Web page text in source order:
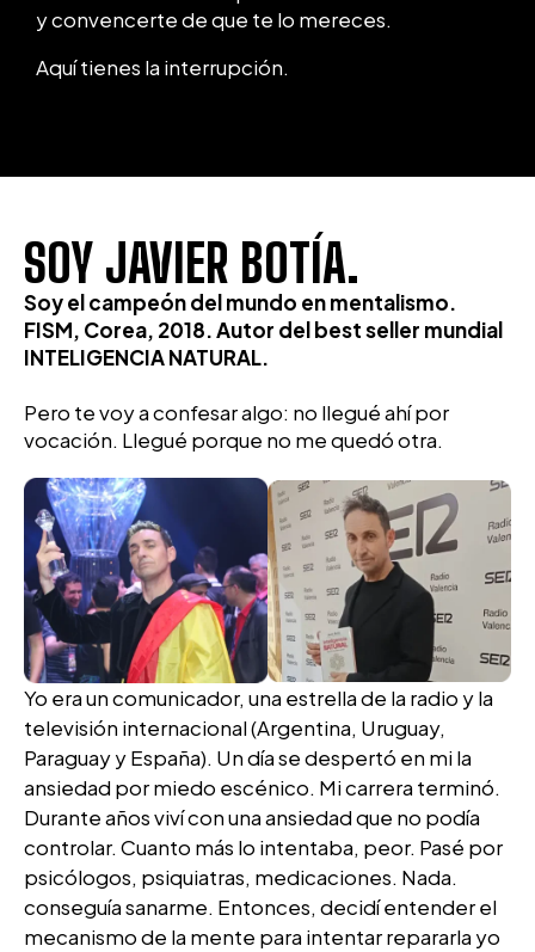
y convencerte de que te lo mereces.
Aquí tienes la interrupción.
SOY JAVIER BOTÍA.
Soy el campeón del mundo en mentalismo.
FISM, Corea, 2018. Autor del best seller mundial
INTELIGENCIA NATURAL.
Pero te voy a confesar algo: no llegué ahí por
vocación. Llegué porque no me quedó otra.
Yo era un comunicador, una estrella de la radio y la
televisión internacional (Argentina, Uruguay,
Paraguay y España). Un día se despertó en mi la
ansiedad por miedo escénico. Mi carrera terminó.
Durante años viví con una ansiedad que no podía
controlar. Cuanto más lo intentaba, peor. Pasé por
psicólogos, psiquiatras, medicaciones. Nada.
conseguía sanarme. Entonces, decidí entender el
mecanismo de la mente para intentar repararla yo